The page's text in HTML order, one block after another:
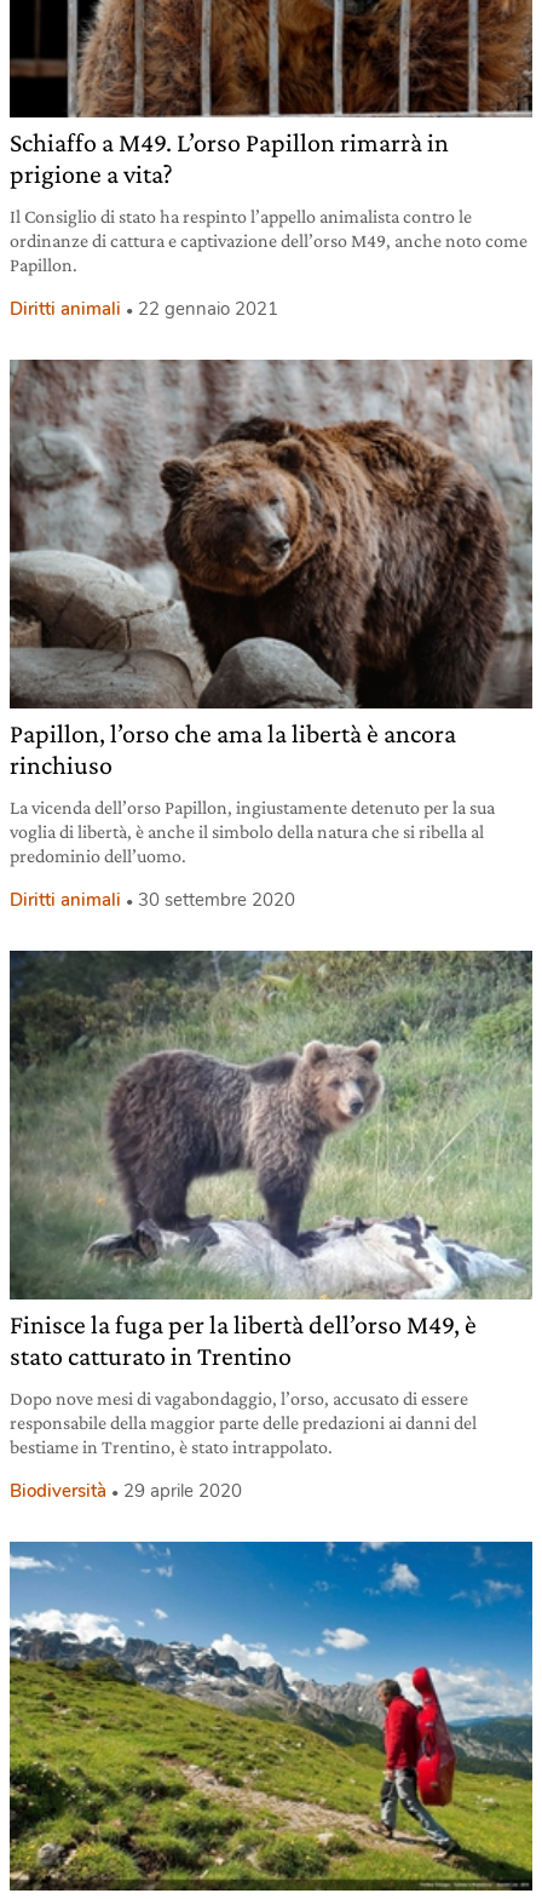
Schiaffo a M49. L’orso Papillon rimarrà in
prigione a vita?
Il Consiglio di stato ha respinto l’appello animalista contro le
ordinanze di cattura e captivazione dell’orso M49, anche noto come
Papillon.
Diritti animali 22 gennaio 2021
Papillon, l’orso che ama la libertà è ancora
rinchiuso
La vicenda dell’orso Papillon, ingiustamente detenuto per la sua
voglia di libertà, è anche il simbolo della natura che si ribella al
predominio dell’uomo.
Diritti animali 30 settembre 2020
Finisce la fuga per la libertà dell’orso M49, è
stato catturato in Trentino
Dopo nove mesi di vagabondaggio, l’orso, accusato di essere
responsabile della maggior parte delle predazioni ai danni del
bestiame in Trentino, è stato intrappolato.
Biodiversità 29 aprile 2020